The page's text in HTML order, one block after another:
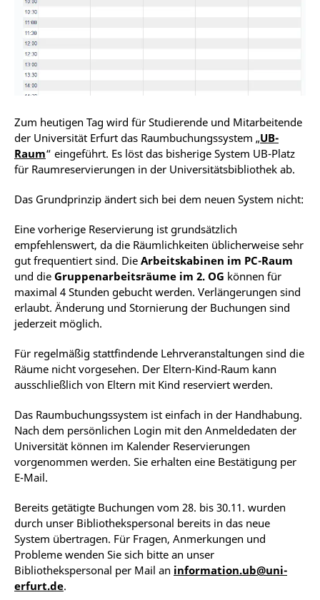
Zum heutigen Tag wird für Studierende und Mitarbeitende
der Universität Erfurt das Raumbuchungssystem „UB-
Raum“ eingeführt. Es löst das bisherige System UB-Platz
für Raumreservierungen in der Universitätsbibliothek ab.
Das Grundprinzip ändert sich bei dem neuen System nicht:
Eine vorherige Reservierung ist grundsätzlich
empfehlenswert, da die Räumlichkeiten üblicherweise sehr
gut frequentiert sind. Die Arbeitskabinen im PC-Raum
und die Gruppenarbeitsräume im 2. OG können für
maximal 4 Stunden gebucht werden. Verlängerungen sind
erlaubt. Änderung und Stornierung der Buchungen sind
jederzeit möglich.
Für regelmäßig stattfindende Lehrveranstaltungen sind die
Räume nicht vorgesehen. Der Eltern-Kind-Raum kann
ausschließlich von Eltern mit Kind reserviert werden.
Das Raumbuchungssystem ist einfach in der Handhabung.
Nach dem persönlichen Login mit den Anmeldedaten der
Universität können im Kalender Reservierungen
vorgenommen werden. Sie erhalten eine Bestätigung per
E-Mail.
Bereits getätigte Buchungen vom 28. bis 30.11. wurden
durch unser Bibliothekspersonal bereits in das neue
System übertragen. Für Fragen, Anmerkungen und
Probleme wenden Sie sich bitte an unser
Bibliothekspersonal per Mail an information.ub@uni-
erfurt.de.